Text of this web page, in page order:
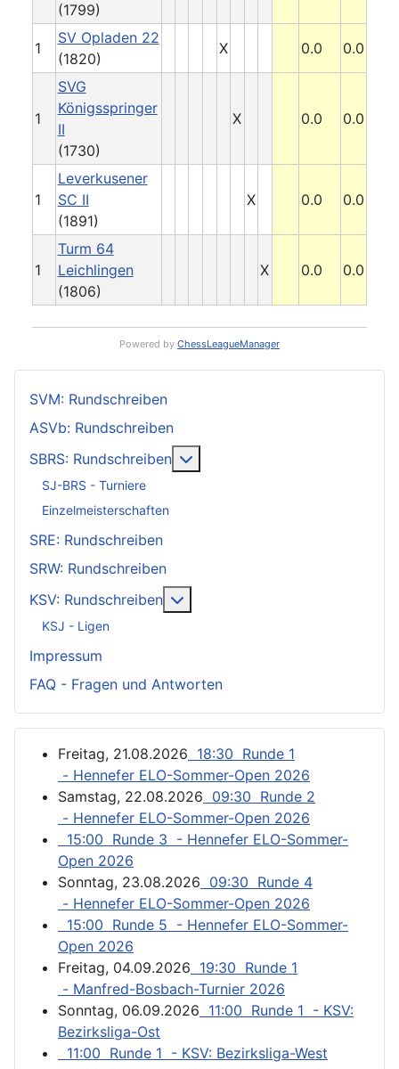
(1799)
1
SV Opladen 22
(1820)
X 0.0 0.0
1
SVG
Königsspringer
II
(1730)
X 0.0 0.0
1
Leverkusener
SC II
(1891)
X 0.0 0.0
1
Turm 64
Leichlingen
(1806)
X 0.0 0.0
Powered by ChessLeagueManager
SVM: Rundschreiben
ASVb: Rundschreiben
SBRS: Rundschreiben
SJ-BRS - Turniere
Einzelmeisterschaften
SRE: Rundschreiben
SRW: Rundschreiben
KSV: Rundschreiben
KSJ - Ligen
Impressum
FAQ - Fragen und Antworten
Freitag, 21.08.2026 18:30 Runde 1
- Hennefer ELO-Sommer-Open 2026
Samstag, 22.08.2026 09:30 Runde 2
- Hennefer ELO-Sommer-Open 2026
15:00 Runde 3 - Hennefer ELO-Sommer-
Open 2026
Sonntag, 23.08.2026 09:30 Runde 4
- Hennefer ELO-Sommer-Open 2026
15:00 Runde 5 - Hennefer ELO-Sommer-
Open 2026
Freitag, 04.09.2026 19:30 Runde 1
- Manfred-Bosbach-Turnier 2026
Sonntag, 06.09.2026 11:00 Runde 1 - KSV:
Bezirksliga-Ost
11:00 Runde 1 - KSV: Bezirksliga-West